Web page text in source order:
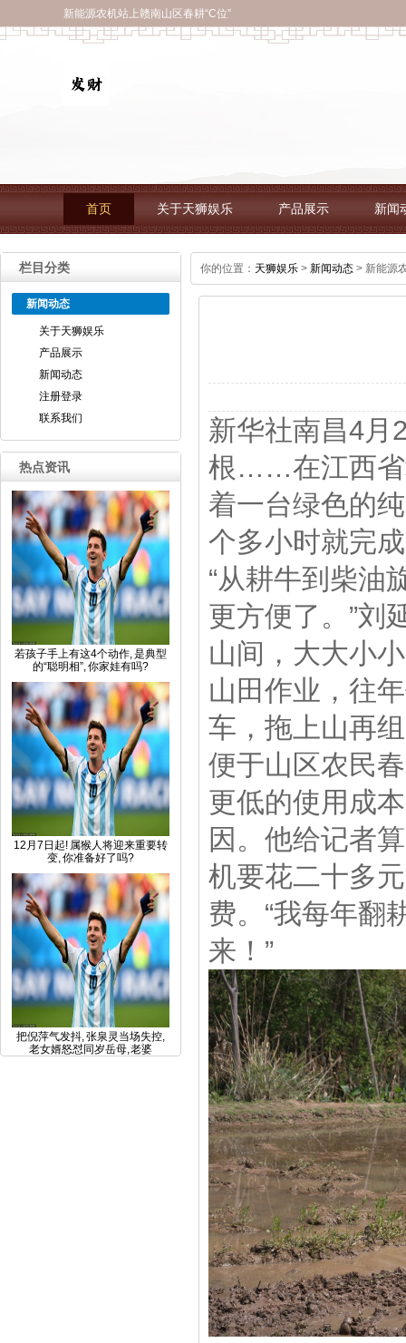
新能源农机站上赣南山区春耕“C位”
首页 关于天狮娱乐 产品展示 新闻
栏目分类
新闻动态
关于天狮娱乐
产品展示
新闻动态
注册登录
联系我们
热点资讯
若孩子手上有这4个动作, 是典型
的“聪明相”, 你家娃有吗?
12月7日起! 属猴人将迎来重要转
变, 你准备好了吗?
把倪萍气发抖, 张泉灵当场失控,
老女婿怒怼同岁岳母, 老婆
你的位置： 天狮娱乐 > 新闻动态 > 新能源
新华社南昌4月
根……在江西省
着一台绿色的
个多小时就完
“从耕牛到柴油
更方便了。”刘
山间，大大小
山田作业，往
车，拖上山再
便于山区农民
更低的使用成
因。他给记者
机要花二十多
费。“我每年翻
来！”